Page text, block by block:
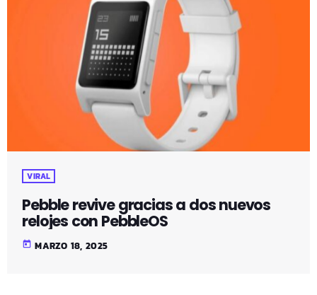
VIRAL
Pebble revive gracias a dos nuevos
relojes con PebbleOS
today MARZO 18, 2025